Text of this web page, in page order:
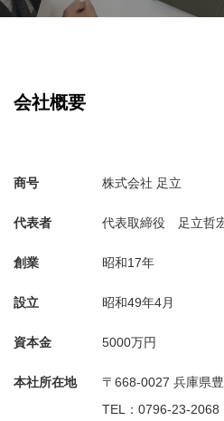
会社概要
商号 株式会社 足立
代表者 代表取締役 足立哲
創業 昭和17年
設立 昭和49年4月
資本金 5000万円
本社所在地 〒668-0027 兵庫県
TEL：0796-23-